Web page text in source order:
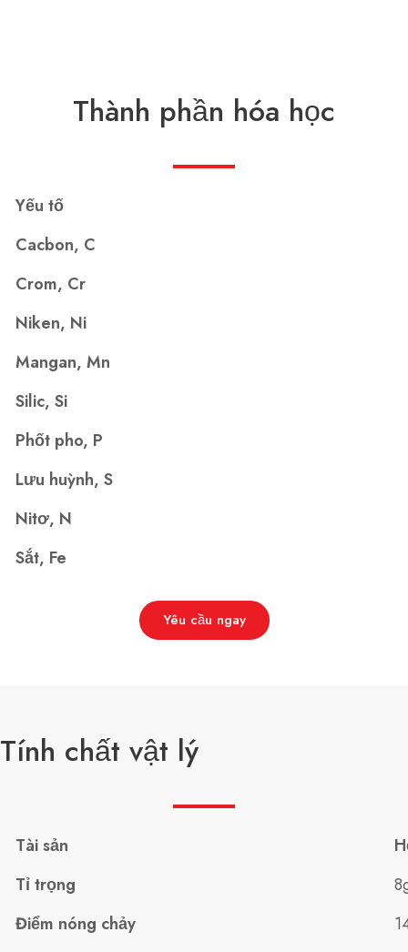
Thành phần hóa học
Yếu tố
Cacbon, C
Crom, Cr
Niken, Ni
Mangan, Mn
Silic, Si
Phốt pho, P
Lưu huỳnh, S
Nitơ, N
Sắt, Fe
Yêu cầu ngay
Tính chất vật lý
Tài sản
Tỉ trọng
Điểm nóng chảy